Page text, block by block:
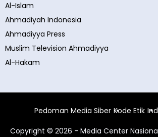
Al-Islam
Ahmadiyah Indonesia
Ahmadiyya Press
Muslim Television Ahmadiyya
Al-Hakam
Pedoman Media Siber Kode Etik
Copyright © 2026 - Media Center